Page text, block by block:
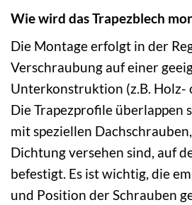
Wie wird das Trapezblech
Die Montage erfolgt in der
Verschraubung auf einer
Unterkonstruktion (z.B. Holz-
Die Trapezprofile überlappen
mit speziellen
Dichtung versehen sind, auf
befestigt. Es ist wichtig, die
und Position der Schrauben